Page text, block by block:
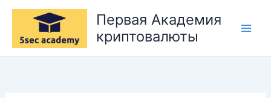
Перейти
содержимому
Первая Академия
криптовалюты